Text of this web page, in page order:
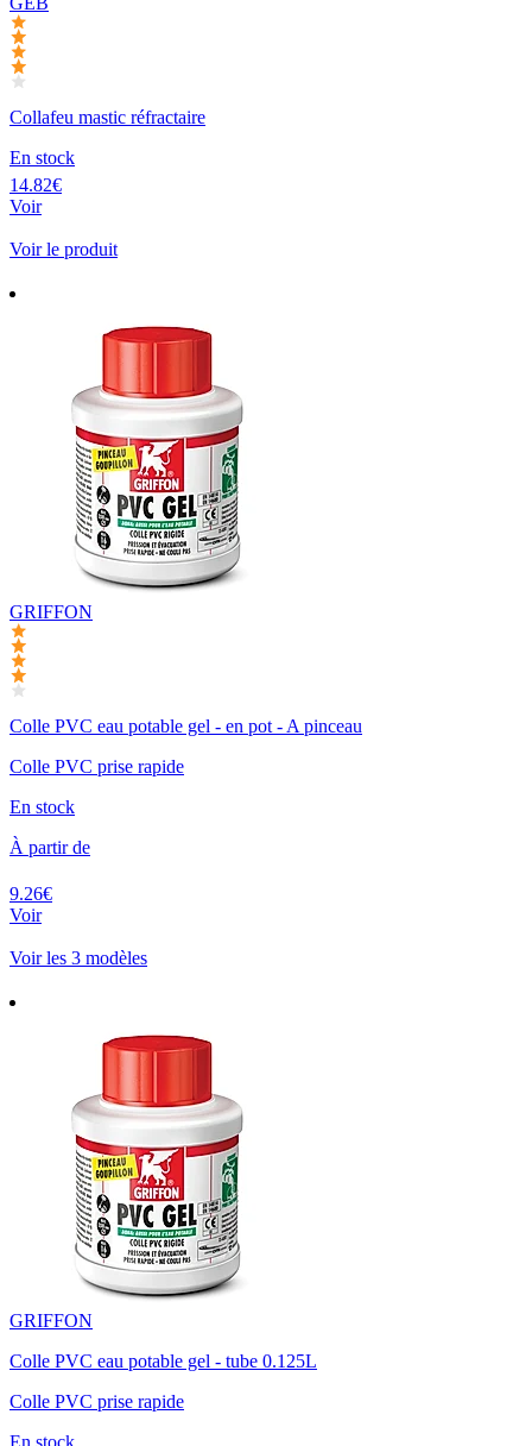
Collafeu mastic réfractaire
En stock
14.82€
Voir
Voir le produit
GRIFFON
Colle PVC eau potable gel - en pot - A pinceau
Colle PVC prise rapide
En stock
À partir de
9.26€
Voir
Voir les 3 modèles
GRIFFON
Colle PVC eau potable gel - tube 0.125L
Colle PVC prise rapide
En stock